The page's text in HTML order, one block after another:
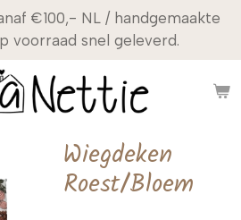
€100,- NL / handgemaakte
voorraad snel geleverd.
Wiegdeken
Roest/Bloem